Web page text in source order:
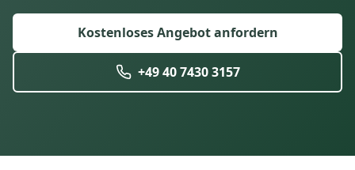
Kostenloses Angebot anfordern
+49 40 7430 3157